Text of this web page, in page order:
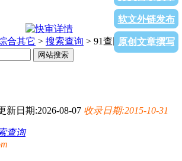
软文外链发布
原创文章撰写
合其它 > 搜索查询 > 91查网
网站搜索
新日期:2026-08-07 收录日期:2015-10-31
查询